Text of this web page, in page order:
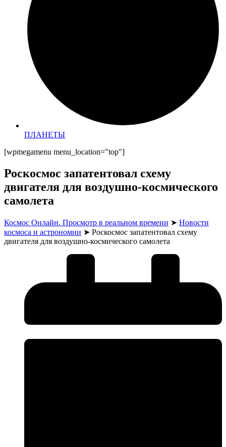
ПЛАНЕТЫ
[wpmegamenu menu_location="top"]
Роскосмос запатентовал схему
двигателя для воздушно-космического
самолета
Космос Онлайн. Просмотр в реальном времени ➤ Новости
космоса и астрономии ➤ Роскосмос запатентовал схему
двигателя для воздушно-космического самолета